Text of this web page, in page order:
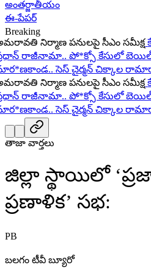
అంతర్జాతీయం
ఈ-పేపర్
Breaking
నిర్మాణ పనులపై సీఎం సమీక్ష
రాజీనామా.. పో*క్సో కేసులో బెయిల్‌పై
సెస్ చైర్మన్ చిక్కాల
నిర్మాణ పనులపై సీఎం సమీక్ష
రాజీనామా.. పో*క్సో కేసులో బెయిల్‌పై
సెస్ చైర్మన్ చిక్కాల
తాజా వార్తలు
జిల్లా స్థాయిలో
ప్రణాళిక’ సభ:
PB
బలగం టీవీ బ్యూరో